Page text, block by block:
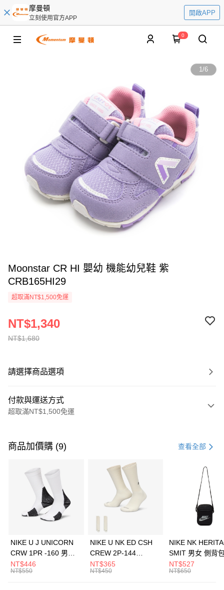
摩曼頓
立刻使用官方APP
開啟APP
0
1/6
Moonstar CR HI 嬰幼 機能幼兒鞋 紫
CRB165HI29
超取滿NT$1,500免運
NT$1,680
NT$1,340
請選擇商品選項
付款與運送方式
超取滿NT$1,500免運
信用卡一次付款
3 期 0 利率 每期 21家銀行
合作金庫商業銀行
第一商業銀行
華南商業銀行
彰化商業銀行
上海商業儲蓄銀行
元大商業銀行
Apple Pay
全盈+PAY
AFTEE先享後付
商品加價購 (9) 查看全部
NIKE U J UNICORN
CRW 1PR -160 男女
中統襪 FZ3393100
NT$446
NT$550
NIKE U NK ED CSH
CREW 2P-144
EMBRDY 男女 短統襪
FZ3073133
NT$365
NT$450
NIKE NK
SMIT 男女 側背
BA5871010
NT$527
NT$650